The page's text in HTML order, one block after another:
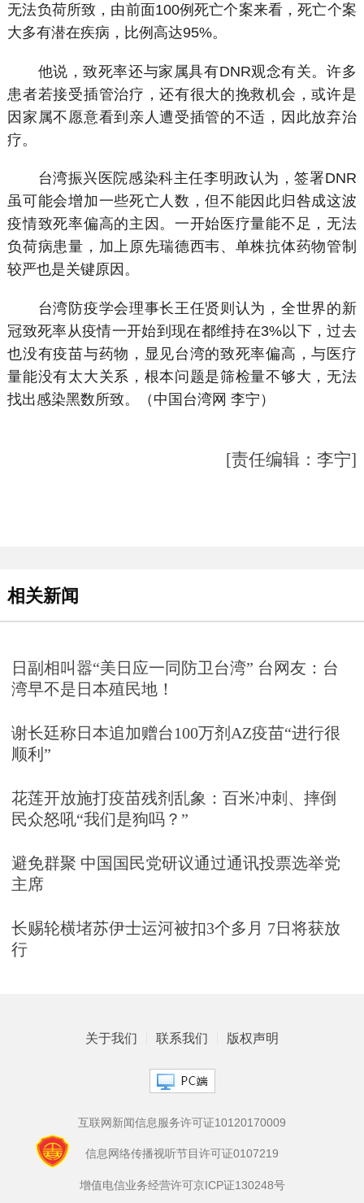
无法负荷所致，由前面100例死亡个案来看，死亡个案
大多有潜在疾病，比例高达95%。
他说，致死率还与家属具有DNR观念有关。许多
患者若接受插管治疗，还有很大的挽救机会，或许是
因家属不愿意看到亲人遭受插管的不适，因此放弃治
疗。
台湾振兴医院感染科主任李明政认为，签署DNR
虽可能会增加一些死亡人数，但不能因此归咎成这波
疫情致死率偏高的主因。一开始医疗量能不足，无法
负荷病患量，加上原先瑞德西韦、单株抗体药物管制
较严也是关键原因。
台湾防疫学会理事长王任贤则认为，全世界的新
冠致死率从疫情一开始到现在都维持在3%以下，过去
也没有疫苗与药物，显见台湾的致死率偏高，与医疗
量能没有太大关系，根本问题是筛检量不够大，无法
找出感染黑数所致。（中国台湾网 李宁）
[责任编辑：李宁]
相关新闻
日副相叫嚣“美日应一同防卫台湾” 台网友：台
湾早不是日本殖民地！
谢长廷称日本追加赠台100万剂AZ疫苗“进行很
顺利”
花莲开放施打疫苗残剂乱象：百米冲刺、摔倒
民众怒吼“我们是狗吗？”
避免群聚 中国国民党研议通过通讯投票选举党
主席
长赐轮横堵苏伊士运河被扣3个多月 7日将获放
行
关于我们 联系我们 版权声明
互联网新闻信息服务许可证10120170009
信息网络传播视听节目许可证0107219
增值电信业务经营许可京ICP证130248号